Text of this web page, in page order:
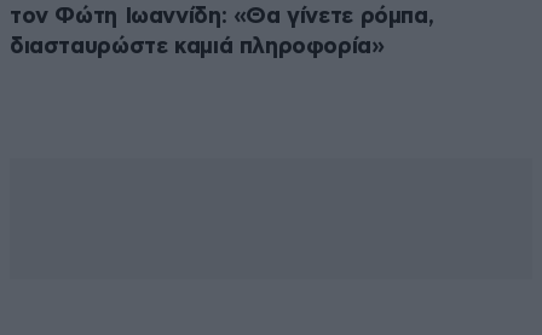
τον Φώτη Ιωαννίδη: «Θα γίνετε ρόμπα,
διασταυρώστε καμιά πληροφορία»